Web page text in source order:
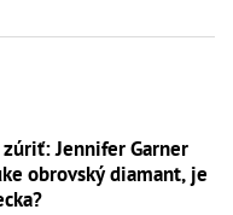
zúriť: Jennifer Garner
obrovský diamant, je